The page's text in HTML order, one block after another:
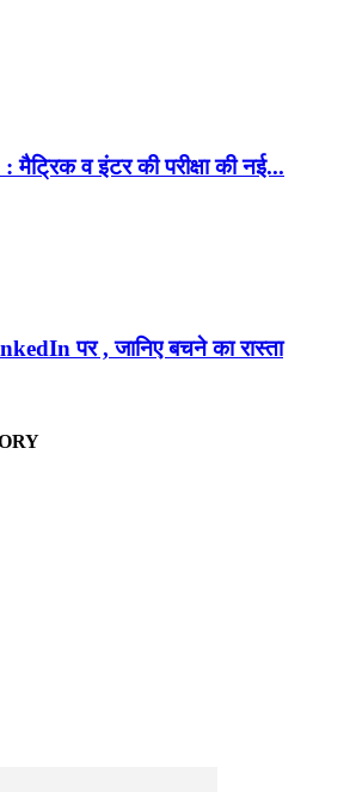
व इंटर की परीक्षा की नई...
पर , जानिए बचने का रास्ता